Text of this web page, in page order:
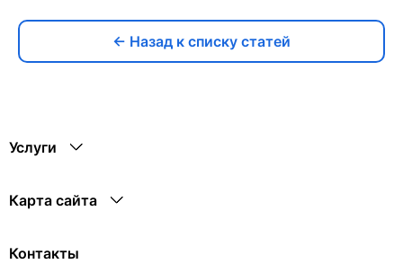
← Назад к списку статей
Услуги
Карта сайта
Контакты